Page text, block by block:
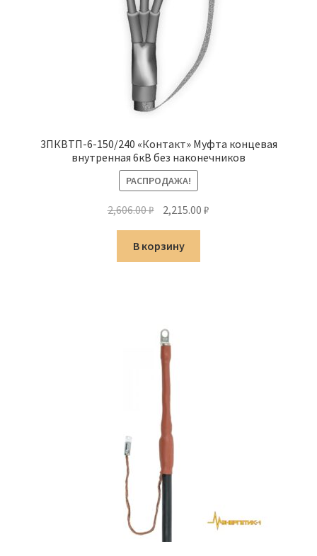
3ПКВТП-6-150/240 «Контакт» Муфта концевая
внутренная 6кВ без наконечников
РАСПРОДАЖА!
2,606.00₽ Первоначальная
составляла
2,606.00 ₽.
2,215.00₽
В корзину